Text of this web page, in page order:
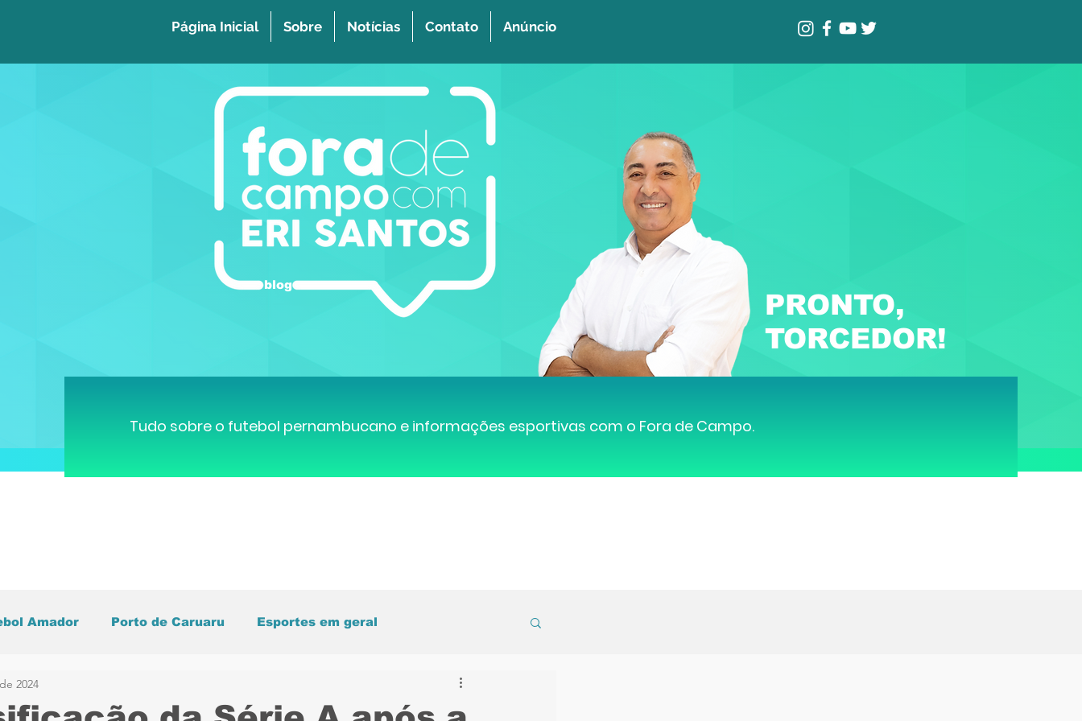
Página Inicial Sobre Notícias Contato Anúncio
PRONTO,
TORCEDOR!
blog
Tudo sobre o futebol pernambucano e informações esportivas com o Fora de Campo.
Amador Porto de Caruaru Esportes em geral
do Mundo Central de Caruaru
2024